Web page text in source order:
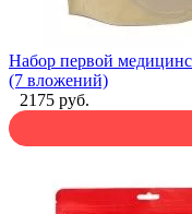
Набор первой
(7 вложений)
2175 руб.